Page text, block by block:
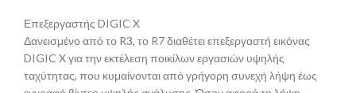
Επεξεργαστής DIGIC X
Δανεισμένο από το R3, το R7 διαθέτει επεξεργαστή εικόνας
DIGIC X για την εκτέλεση ποικίλων εργασιών υψηλής
ταχύτητας, που κυμαίνονται από γρήγορη συνεχή λήψη έως